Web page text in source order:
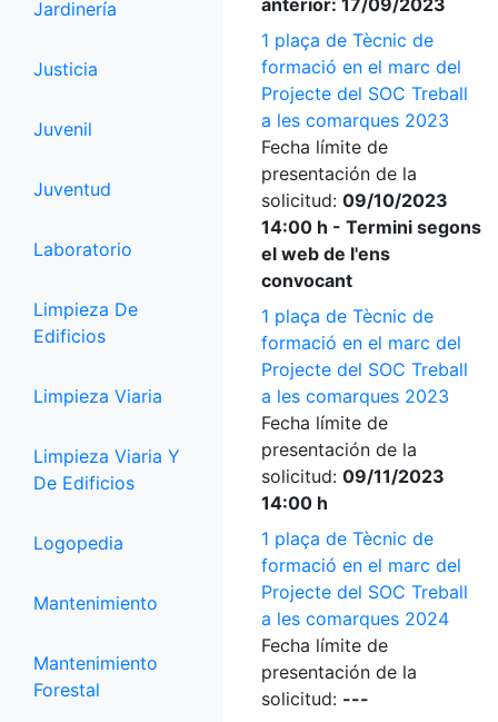
Jardinería
Justicia
Juvenil
Juventud
Laboratorio
Limpieza De
Edificios
Limpieza Viaria
Limpieza Viaria Y
De Edificios
Logopedia
Mantenimiento
Mantenimiento
Forestal
anterior: 17/09/2023
1 plaça de Tècnic de
formació en el marc del
Projecte del SOC Treball
a les comarques 2023
Fecha límite de
presentación de la
solicitud: 09/10/2023
14:00 h - Termini segons
el web de l'ens
convocant
1 plaça de Tècnic de
formació en el marc del
Projecte del SOC Treball
a les comarques 2023
Fecha límite de
presentación de la
solicitud: 09/11/2023
14:00 h
1 plaça de Tècnic de
formació en el marc del
Projecte del SOC Treball
a les comarques 2024
Fecha límite de
presentación de la
solicitud: ---